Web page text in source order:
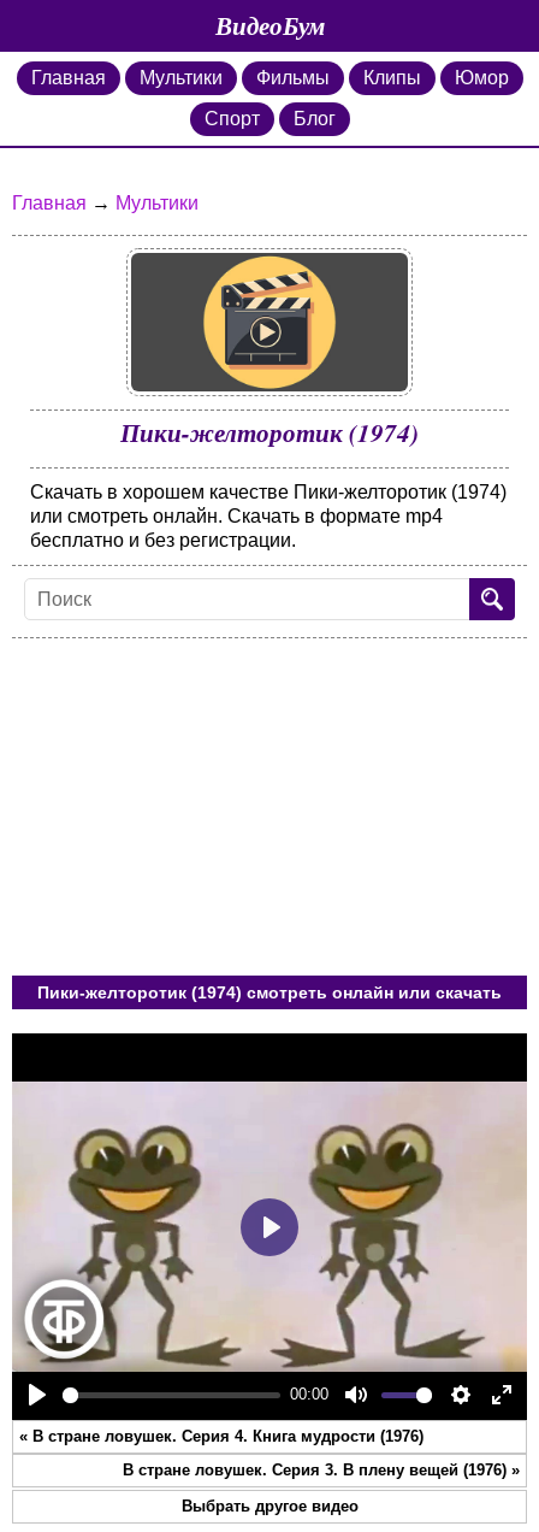
ВидеоБум
Главная Мультики Фильмы Клипы
Юмор
Спорт
Блог
Главная → Мультики
Пики-желторотик (1974)
Скачать в хорошем качестве Пики-желторотик (1974)
или смотреть онлайн. Скачать в формате mp4
бесплатно и без регистрации.
Пики-желторотик (1974) смотреть онлайн или скачать
Play
00:00
Mute Settings
Play
« В стране ловушек. Серия 4. Книга мудрости (1976)
В стране ловушек. Серия 3. В плену вещей (1976) »
Выбрать другое видео